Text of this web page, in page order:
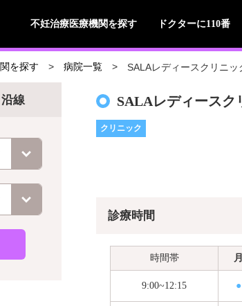
不妊治療医療機関を探す ドクターに110番
を探す 病院一覧 SALAレディースクリニッ
沿線 SALAレディースク
クリニック
診療時間
時間帯 月
9:00~12:15 ●